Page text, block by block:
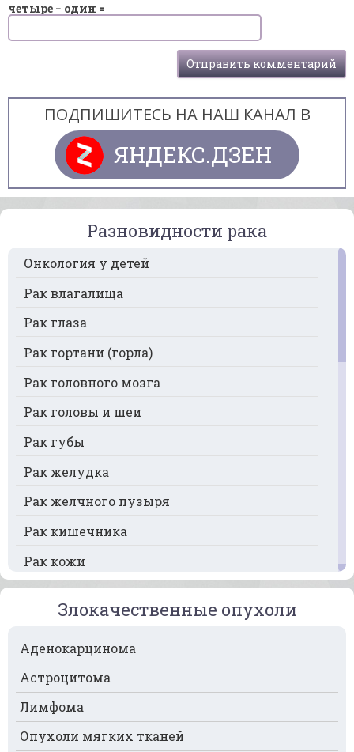
четыре − один =
ПОДПИШИТЕСЬ НА НАШ КАНАЛ В
ЯНДЕКС.ДЗЕН
Разновидности рака
Онкология у детей
Рак влагалища
Рак глаза
Рак гортани (горла)
Рак головного мозга
Рак головы и шеи
Рак губы
Рак желудка
Рак желчного пузыря
Рак кишечника
Рак кожи
Рак кости
Рак крови
Рак легких
Рак лимфоузлов
Рак молочной железы
Рак мочевого пузыря
Злокачественные опухоли
Аденокарцинома
Астроцитома
Лимфома
Опухоли мягких тканей